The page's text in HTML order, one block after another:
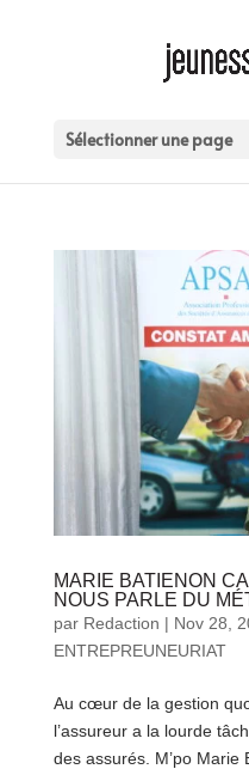
Sélectionner une page
MARIE BATIENON
NOUS PARLE DU
par Redaction | Nov 28,
ENTREPREUNEURIAT
Au cœur de la gestion
l’assureur a la lourde
des assurés. M’po Marie